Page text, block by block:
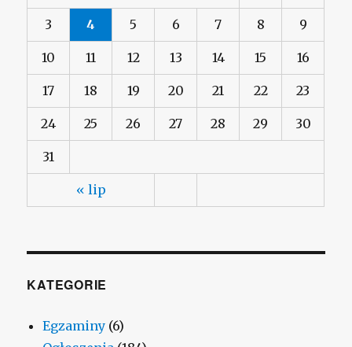
« lip
3 4 5 6 7 8 9
10 11 12 13 14 15 16
17 18 19 20 21 22 23
24 25 26 27 28 29 30
31
KATEGORIE
Egzaminy (6)